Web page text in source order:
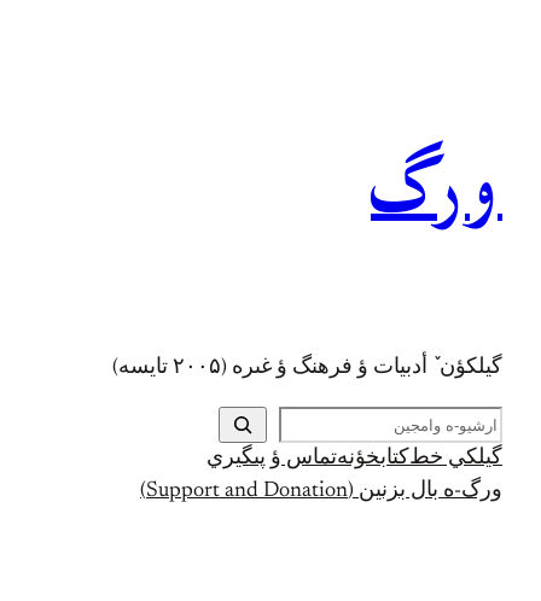
ورگ
گيلکؤن ٚ أدبیات ؤ فرهنگ ؤ غىره (۲۰۰۵ تايسه)
ج
س
ت
ج
گيلکي خط کتابخؤنهتماس ؤ پىگيري
ورگ-ه بال بزنين (Support and Donation)